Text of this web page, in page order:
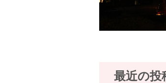
最近の投